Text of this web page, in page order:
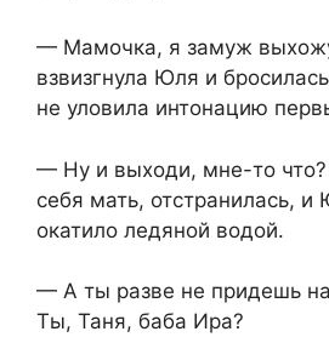
— Мамочка, я замуж
взвизгнула Юля и
не уловила интонацию
— Ну и выходи, мне-то
себя мать, отстранилась, и
окатило ледяной водой.
— А ты разве не придешь
Ты, Таня, баба Ира?